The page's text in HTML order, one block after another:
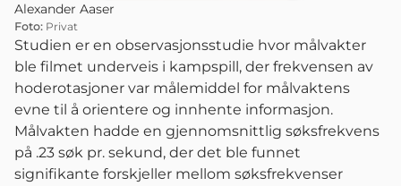
Alexander Aaser
Foto: Privat
Studien er en observasjonsstudie hvor målvakter
ble filmet underveis i kampspill, der frekvensen av
hoderotasjoner var målemiddel for målvaktens
evne til å orientere og innhente informasjon.
Målvakten hadde en gjennomsnittlig søksfrekvens
på .23 søk pr. sekund, der det ble funnet
signifikante forskjeller mellom søksfrekvenser